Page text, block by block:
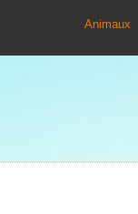
Animaux